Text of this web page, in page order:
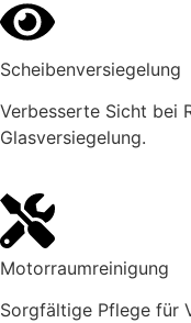
Scheibenversiegelung
Verbesserte Sicht bei
Glasversiegelung.
Motorraumreinigung
Sorgfältige Pflege für